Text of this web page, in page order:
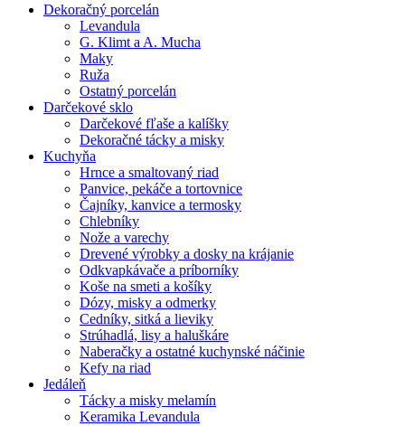
Dekoračný porcelán
Levandula
G. Klimt a A. Mucha
Maky
Ruža
Ostatný porcelán
Darčekové sklo
Darčekové fľaše a kalíšky
Dekoračné tácky a misky
Kuchyňa
Hrnce a smaltovaný riad
Panvice, pekáče a tortovnice
Čajníky, kanvice a termosky
Chlebníky
Nože a varechy
Drevené výrobky a dosky na krájanie
Odkvapkávače a príborníky
Koše na smeti a košíky
Dózy, misky a odmerky
Cedníky, sitká a lieviky
Strúhadlá, lisy a haluškáre
Naberačky a ostatné kuchynské náčinie
Kefy na riad
Jedáleň
Tácky a misky melamín
Keramika Levandula